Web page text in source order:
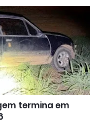
termina em